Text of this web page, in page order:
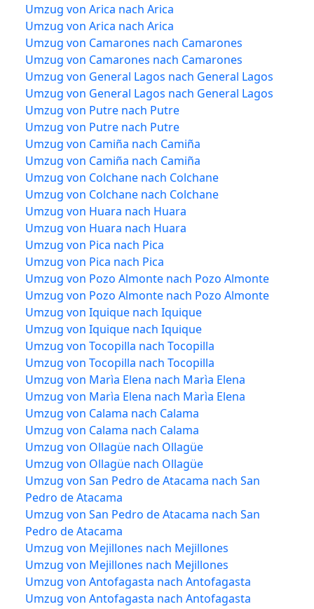
Umzug von Arica nach Arica
Umzug von Arica nach Arica
Umzug von Camarones nach Camarones
Umzug von Camarones nach Camarones
Umzug von General Lagos nach General Lagos
Umzug von General Lagos nach General Lagos
Umzug von Putre nach Putre
Umzug von Putre nach Putre
Umzug von Camiña nach Camiña
Umzug von Camiña nach Camiña
Umzug von Colchane nach Colchane
Umzug von Colchane nach Colchane
Umzug von Huara nach Huara
Umzug von Huara nach Huara
Umzug von Pica nach Pica
Umzug von Pica nach Pica
Umzug von Pozo Almonte nach Pozo Almonte
Umzug von Pozo Almonte nach Pozo Almonte
Umzug von Iquique nach Iquique
Umzug von Iquique nach Iquique
Umzug von Tocopilla nach Tocopilla
Umzug von Tocopilla nach Tocopilla
Umzug von Marìa Elena nach Marìa Elena
Umzug von Marìa Elena nach Marìa Elena
Umzug von Calama nach Calama
Umzug von Calama nach Calama
Umzug von Ollagüe nach Ollagüe
Umzug von Ollagüe nach Ollagüe
Umzug von San Pedro de Atacama nach San
Pedro de Atacama
Umzug von San Pedro de Atacama nach San
Pedro de Atacama
Umzug von Mejillones nach Mejillones
Umzug von Mejillones nach Mejillones
Umzug von Antofagasta nach Antofagasta
Umzug von Antofagasta nach Antofagasta